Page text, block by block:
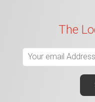
The